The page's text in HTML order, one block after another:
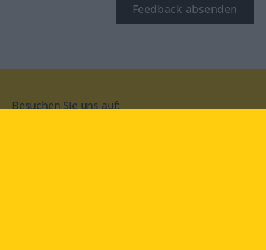
Feedback absenden
Besuchen Sie uns auf: